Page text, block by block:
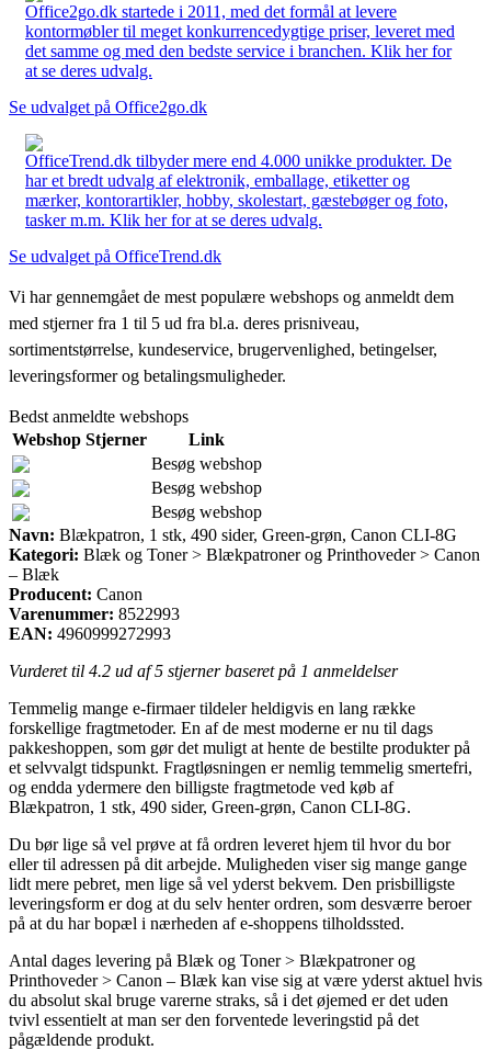
Office2go.dk startede i 2011, med det formål at levere
kontormøbler til meget konkurrencedygtige priser, leveret med
det samme og med den bedste service i branchen. Klik her for
at se deres udvalg.
Se udvalget på Office2go.dk
OfficeTrend.dk tilbyder mere end 4.000 unikke produkter. De
har et bredt udvalg af elektronik, emballage, etiketter og
mærker, kontorartikler, hobby, skolestart, gæstebøger og foto,
tasker m.m. Klik her for at se deres udvalg.
Se udvalget på OfficeTrend.dk
Vi har gennemgået de mest populære webshops og anmeldt dem
med stjerner fra 1 til 5 ud fra bl.a. deres prisniveau,
sortimentstørrelse, kundeservice, brugervenlighed, betingelser,
leveringsformer og betalingsmuligheder.
Bedst anmeldte webshops
Webshop Stjerner
Link
Besøg webshop
Besøg webshop
Besøg webshop
Navn: Blækpatron, 1 stk, 490 sider, Green-grøn, Canon CLI-8G
Kategori: Blæk og Toner > Blækpatroner og Printhoveder > Canon
– Blæk
Producent: Canon
Varenummer: 8522993
EAN: 4960999272993
Vurderet til 4.2 ud af 5 stjerner baseret på 1 anmeldelser
Temmelig mange e-firmaer tildeler heldigvis en lang række
forskellige fragtmetoder. En af de mest moderne er nu til dags
pakkeshoppen, som gør det muligt at hente de bestilte produkter på
et selvvalgt tidspunkt. Fragtløsningen er nemlig temmelig smertefri,
og endda ydermere den billigste fragtmetode ved køb af
Blækpatron, 1 stk, 490 sider, Green-grøn, Canon CLI-8G.
Du bør lige så vel prøve at få ordren leveret hjem til hvor du bor
eller til adressen på dit arbejde. Muligheden viser sig mange gange
lidt mere pebret, men lige så vel yderst bekvem. Den prisbilligste
leveringsform er dog at du selv henter ordren, som desværre beroer
på at du har bopæl i nærheden af e-shoppens tilholdssted.
Antal dages levering på Blæk og Toner > Blækpatroner og
Printhoveder > Canon – Blæk kan vise sig at være yderst aktuel hvis
du absolut skal bruge varerne straks, så i det øjemed er det uden
tvivl essentielt at man ser den forventede leveringstid på det
pågældende produkt.